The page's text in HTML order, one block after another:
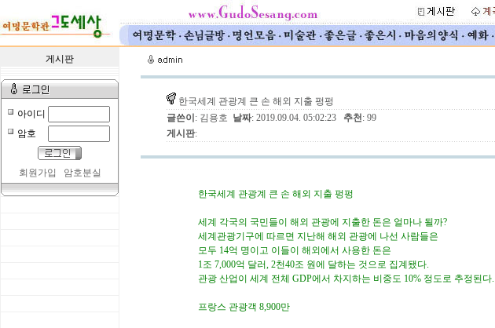
게시판
아이디
암호
회원가입 암호분실
한국세계 관광계 큰 손 해외 지출 펑펑
글쓴이 : 김용호 날짜: 2019.09.04. 05:02:23 추천: 99
게시판:
한국세계 관광계 큰 손 해외 지출 펑펑
세계 각국의 국민들이 해외 관광에 지출한 돈은 얼마나 될까?
세계관광기구에 따르면 지난해 해외 관광에 나선 사람들은
모두 14억 명이고 이들이 해외에서 사용한 돈은
1조 7,000억 달러, 2천40조 원에 달하는 것으로 집계됐다.
관광 산업이 세계 전체 GDP에서 차지하는 비중도 10% 정도로 추정된다.
프랑스 관광객 8,900만